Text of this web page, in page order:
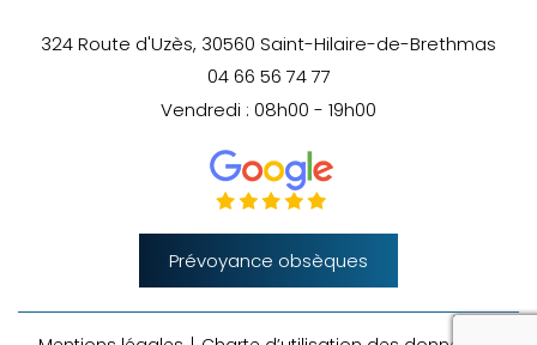
324 Route d'Uzès, 30560 Saint-Hilaire-de-Brethmas
04 66 56 74 77
Vendredi : 08h00 - 19h00
Prévoyance obsèques